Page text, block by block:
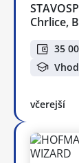
Chrlice,
35
včerejší